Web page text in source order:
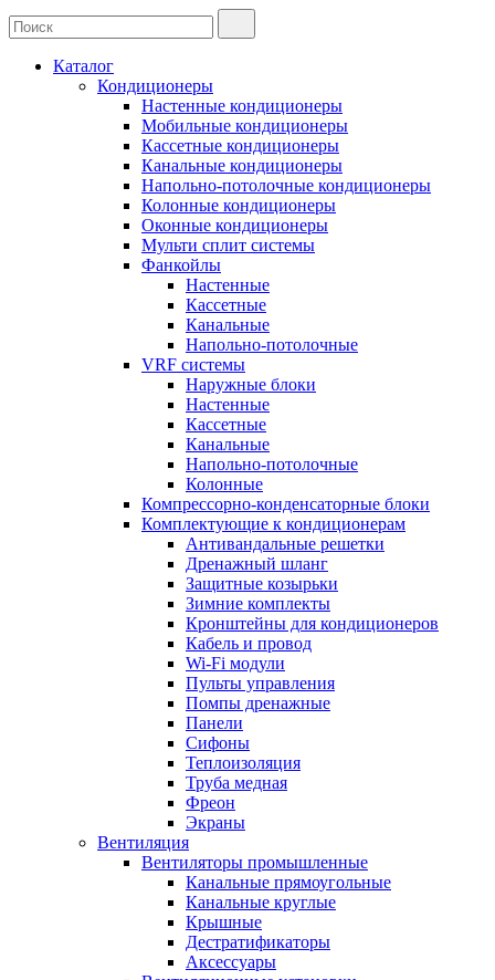
Каталог
Кондиционеры
Настенные кондиционеры
Мобильные кондиционеры
Кассетные кондиционеры
Канальные кондиционеры
Напольно-потолочные кондиционеры
Колонные кондиционеры
Оконные кондиционеры
Мульти сплит системы
Фанкойлы
Настенные
Кассетные
Канальные
Напольно-потолочные
VRF системы
Наружные блоки
Настенные
Кассетные
Канальные
Напольно-потолочные
Колонные
Компрессорно-конденсаторные блоки
Комплектующие к кондиционерам
Антивандальные решетки
Дренажный шланг
Защитные козырьки
Зимние комплекты
Кронштейны для кондиционеров
Кабель и провод
Wi-Fi модули
Пульты управления
Помпы дренажные
Панели
Сифоны
Теплоизоляция
Труба медная
Фреон
Экраны
Вентиляция
Вентиляторы промышленные
Канальные прямоугольные
Канальные круглые
Крышные
Дестратификаторы
Аксессуары